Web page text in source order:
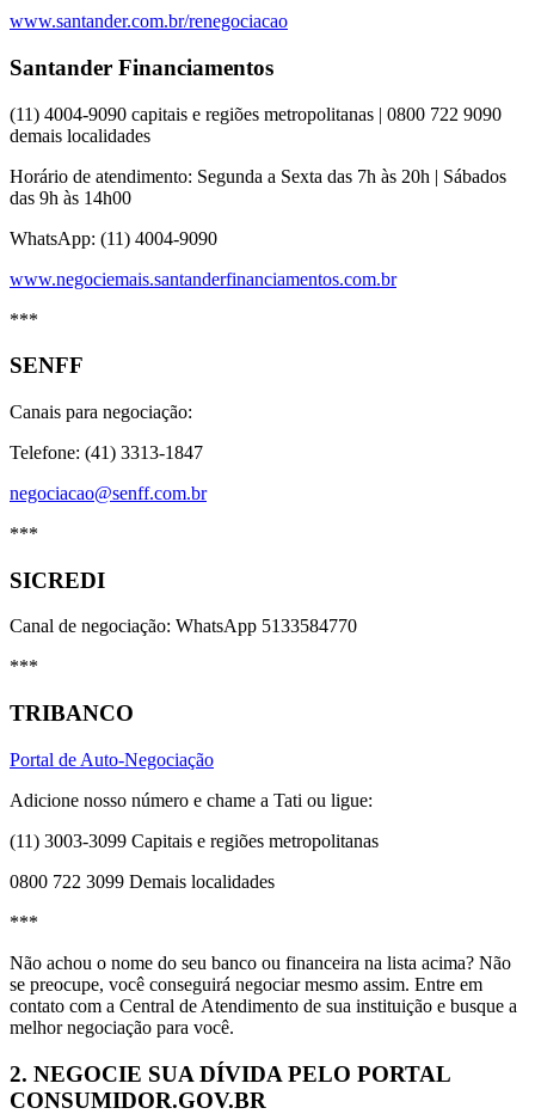
www.santander.com.br/renegociacao
Santander Financiamentos
(11) 4004-9090 capitais e regiões metropolitanas | 0800 722 9090
demais localidades
Horário de atendimento: Segunda a Sexta das 7h às 20h | Sábados
das 9h às 14h00
WhatsApp: (11) 4004-9090
www.negociemais.santanderfinanciamentos.com.br
***
SENFF
Canais para negociação:
Telefone: (41) 3313-1847
negociacao@senff.com.br
***
SICREDI
Canal de negociação: WhatsApp 5133584770
***
TRIBANCO
Portal de Auto-Negociação
Adicione nosso número e chame a Tati ou ligue:
(11) 3003-3099 Capitais e regiões metropolitanas
0800 722 3099 Demais localidades
***
Não achou o nome do seu banco ou financeira na lista acima? Não
se preocupe, você conseguirá negociar mesmo assim. Entre em
contato com a Central de Atendimento de sua instituição e busque a
melhor negociação para você.
2. NEGOCIE SUA DÍVIDA PELO PORTAL
CONSUMIDOR.GOV.BR